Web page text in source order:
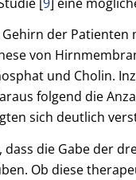
der
von
und Cholin.
folgend die
sich deutlich
die Gabe der
Ob diese